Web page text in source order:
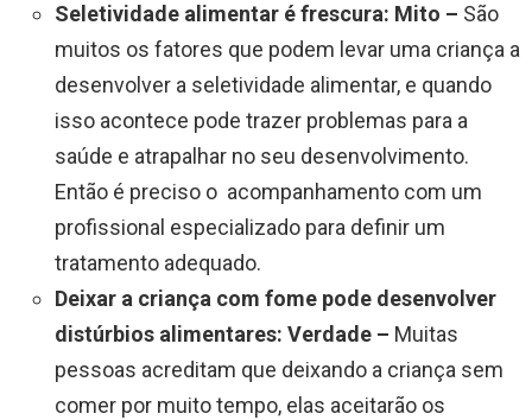
Seletividade alimentar é frescura: Mito – São
muitos os fatores que podem levar uma criança a
desenvolver a seletividade alimentar, e quando
isso acontece pode trazer problemas para a
saúde e atrapalhar no seu desenvolvimento.
Então é preciso o acompanhamento com um
profissional especializado para definir um
tratamento adequado.
Deixar a criança com fome pode desenvolver
distúrbios alimentares: Verdade – Muitas
pessoas acreditam que deixando a criança sem
comer por muito tempo, elas aceitarão os